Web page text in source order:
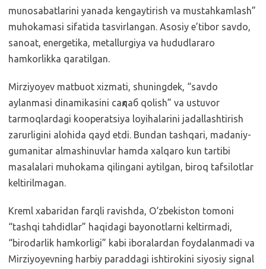
munosabatlarini yanada kengaytirish va mustahkamlash”
muhokamasi sifatida tasvirlangan. Asosiy e’tibor savdo,
sanoat, energetika, metallurgiya va hududlararo
hamkorlikka qaratilgan.
Mirziyoyev matbuot xizmati, shuningdek, “savdo
aylanmasi dinamikasini сақлаб qolish” va ustuvor
tarmoqlardagi kooperatsiya loyihalarini jadallashtirish
zarurligini alohida qayd etdi. Bundan tashqari, madaniy-
gumanitar almashinuvlar hamda xalqaro kun tartibi
masalalari muhokama qilingani aytilgan, biroq tafsilotlar
keltirilmagan.
Kreml xabaridan farqli ravishda, O‘zbekiston tomoni
“tashqi tahdidlar” haqidagi bayonotlarni keltirmadi,
“birodarlik hamkorligi” kabi iboralardan foydalanmadi va
Mirziyoyevning harbiy paraddagi ishtirokini siyosiy signal